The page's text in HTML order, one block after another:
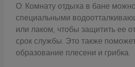
О: Комнату отдыха в бане
специальными
или лаком, чтобы защитить ее
срок службы. Это также
образование плесени и грибка.